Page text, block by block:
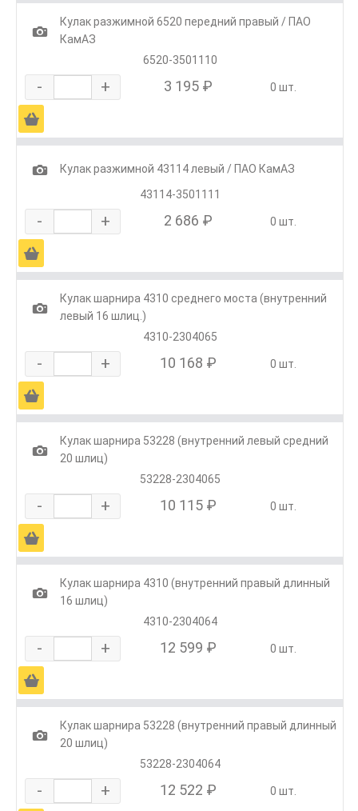
1
Кулак разжимной 6520 передний правый / ПАО
КамАЗ
6520-3501110
- + 3 195 ₽ 0 шт.
Ä
1
Кулак разжимной 43114 левый / ПАО КамАЗ
43114-3501111
- + 2 686 ₽ 0 шт.
Ä
1
Кулак шарнира 4310 среднего моста (внутренний
левый 16 шлиц.)
4310-2304065
- + 10 168 ₽ 0 шт.
Ä
1
Кулак шарнира 53228 (внутренний левый средний
20 шлиц)
53228-2304065
- + 10 115 ₽ 0 шт.
Ä
1
Кулак шарнира 4310 (внутренний правый длинный
16 шлиц)
4310-2304064
- + 12 599 ₽ 0 шт.
Ä
1
Кулак шарнира 53228 (внутренний правый длинный
20 шлиц)
53228-2304064
- + 12 522 ₽ 0 шт.